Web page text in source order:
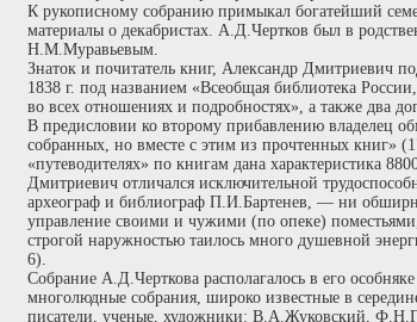
К рукописному собранию примыкал богатейший
материалы о декабристах. А.Д.Чертков был в
Н.М.Муравьевым.
Знаток и почитатель книг, Александр Дмитриевич
1838 г. под названием «Всеобщая библиотека
во всех отношениях и подробностях», а также два
В предисловии ко второму прибавлению владелец
собранных, но вместе с этим из прочтенных книг»
«путеводителях» по книгам дана характеристика
Дмитриевич отличался исключительной
археограф и библиограф П.И.Бартенев, — ни
управление своими и чужими (по опеке)
строгой наружностью таилось много душевной
6).
Собрание А.Д.Черткова располагалось в его
многолюдные собрания, широко известные в
писатели, ученые, художники: В.А.Жуковский,